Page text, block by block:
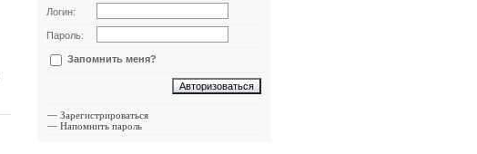
Логин:
Пароль:
Запомнить меня?
— Зарегистрироваться
— Напомнить пароль